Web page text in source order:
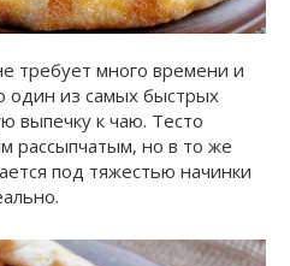
требует много времени и
один из самых быстрых
выпечку к чаю. Тесто
рассыпчатым, но в то же
под тяжестью начинки